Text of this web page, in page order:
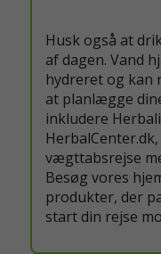
Husk også at
af dagen. Vand
hydreret og kan
at planlægge
inkludere
vægttabsrejse
Besøg vores
produkter, der
start din rejse